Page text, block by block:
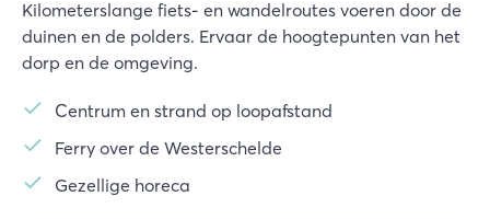
Kilometerslange fiets- en wandelroutes voeren door de
duinen en de polders. Ervaar de hoogtepunten van het
dorp en de omgeving.
Centrum en strand op loopafstand
Ferry over de Westerschelde
Gezellige horeca